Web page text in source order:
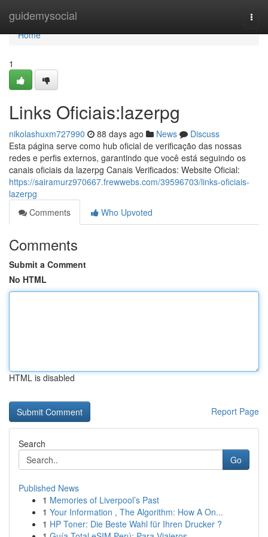
guidemysocial
Home
Home
1
Links Oficiais:lazerpg
nikolashuxm727990 88 days ago News
Discuss
Esta página serve como hub oficial de verificação das nossas
redes e perfis externos, garantindo que você está seguindo os
canais oficiais da lazerpg Canais Verificados: Website Oficial:
https://sairamurz970667.frewwebs.com/39596703/links-oficiais-
lazerpg
Comments
Who Upvoted
Comments
Submit a Comment
No HTML
HTML is disabled
Report Page
Search
Go
Published News
1 Memories of Liverpool’s Past
1 Your Information , The Algorithm: How A On...
1 HP Toner: Die Beste Wahl für Ihren Drucker ?